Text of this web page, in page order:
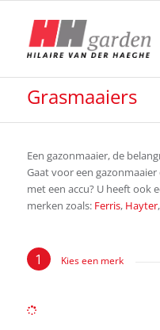
Grasmaaiers
Een gazonmaaier, de
Gaat voor een
met een accu? U heeft ook
merken zoals: Ferris, Hayter,
Kies een merk